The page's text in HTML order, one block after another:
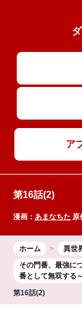
ア
第16話(2)
漫画：あまなちた 原
ホーム
異世
その門番、最強に
番として無双する～
第16話(2)